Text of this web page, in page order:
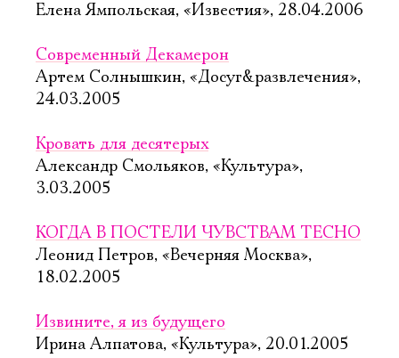
Елена Ямпольская, «Известия», 28.04.2006
Современный Декамерон
Артем Солнышкин, «Досуг&развлечения»,
24.03.2005
Кровать для десятерых
Александр Смольяков, «Культура»,
3.03.2005
КОГДА В ПОСТЕЛИ ЧУВСТВАМ ТЕСНО
Леонид Петров, «Вечерняя Москва»,
18.02.2005
Извините, я из будущего
Ирина Алпатова, «Культура», 20.01.2005